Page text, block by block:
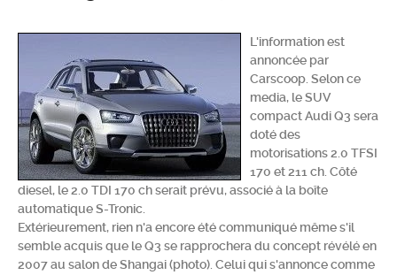
Chercher
L'information est
annoncée par
Carscoop. Selon ce
media, le SUV
compact Audi Q3 sera
doté des
motorisations 2.0 TFSI
170 et 211 ch. Côté
diesel, le 2.0 TDI 170 ch serait prévu, associé à la boîte
automatique S-Tronic.
Extérieurement, rien n'a encore été communiqué même s'il
semble acquis que le Q3 se rapprochera du concept révélé en
2007 au salon de Shangai (photo). Celui qui s'annonce comme